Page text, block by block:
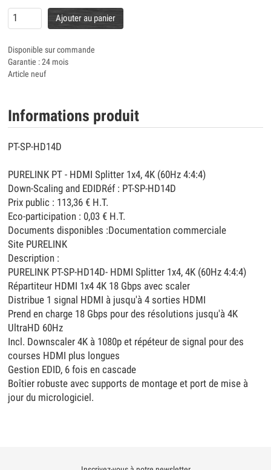
Ajouter au panier
Disponible sur commande
Garantie : 24 mois
Article neuf
Informations produit
PT-SP-HD14D
PURELINK PT - HDMI Splitter 1x4, 4K (60Hz 4:4:4)
Down-Scaling and EDIDRéf : PT-SP-HD14D
Prix public : 113,36 € H.T.
Eco-participation : 0,03 € H.T.
Documents disponibles :Documentation commerciale
Site PURELINK
Description :
PURELINK PT-SP-HD14D- HDMI Splitter 1x4, 4K (60Hz 4:4:4)
Répartiteur HDMI 1x4 4K 18 Gbps avec scaler
Distribue 1 signal HDMI à jusqu'à 4 sorties HDMI
Prend en charge 18 Gbps pour des résolutions jusqu'à 4K
UltraHD 60Hz
Incl. Downscaler 4K à 1080p et répéteur de signal pour des
courses HDMI plus longues
Gestion EDID, 6 fois en cascade
Boîtier robuste avec supports de montage et port de mise à
jour du micrologiciel.